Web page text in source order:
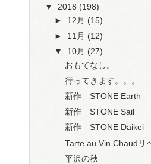
▼ 2018 (198)
► 12月 (15)
► 11月 (12)
▼ 10月 (27)
おもてなし。
行ってきます。。。
新作 STONE Earth
新作 STONE Sail
新作 STONE Daikei
Tarte au Vin Chaudリ
平沢の秋